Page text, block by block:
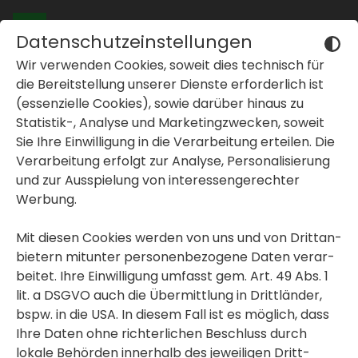
Datenschutzeinstellungen
Wir verwenden Cookies, soweit dies tech­nisch für
die Bereit­stel­lung unserer Dienste erfor­der­lich ist
(essen­zi­elle Cookies), sowie darüber hinaus zu
Statistik-, Analyse und Marke­ting­zwe­cken, soweit
Sie Ihre Einwil­li­gung in die Verar­bei­tung erteilen. Die
Verar­bei­tung erfolgt zur Analyse, Perso­na­li­sie­rung
und zur Ausspie­lung von inter­es­sen­ge­rechter
Werbung.
Mit diesen Cookies werden von uns und von Dritt­an­
bie­tern mitunter perso­nen­be­zo­gene Daten verar­
beitet. Ihre Einwil­li­gung umfasst gem. Art. 49 Abs. 1
lit. a DSGVO auch die Übermitt­lung in Dritt­länder,
bspw. in die USA. In diesem Fall ist es möglich, dass
Ihre Daten ohne rich­ter­li­chen Beschluss durch
lokale Behörden inner­halb des jewei­ligen Dritt­
oder ausblenden
oder ausblenden
Spaten­stich für
geför­derte Eigen­
tums­woh­nungen in
St. Veit in der
Südstei­er­mark
erfolgt!